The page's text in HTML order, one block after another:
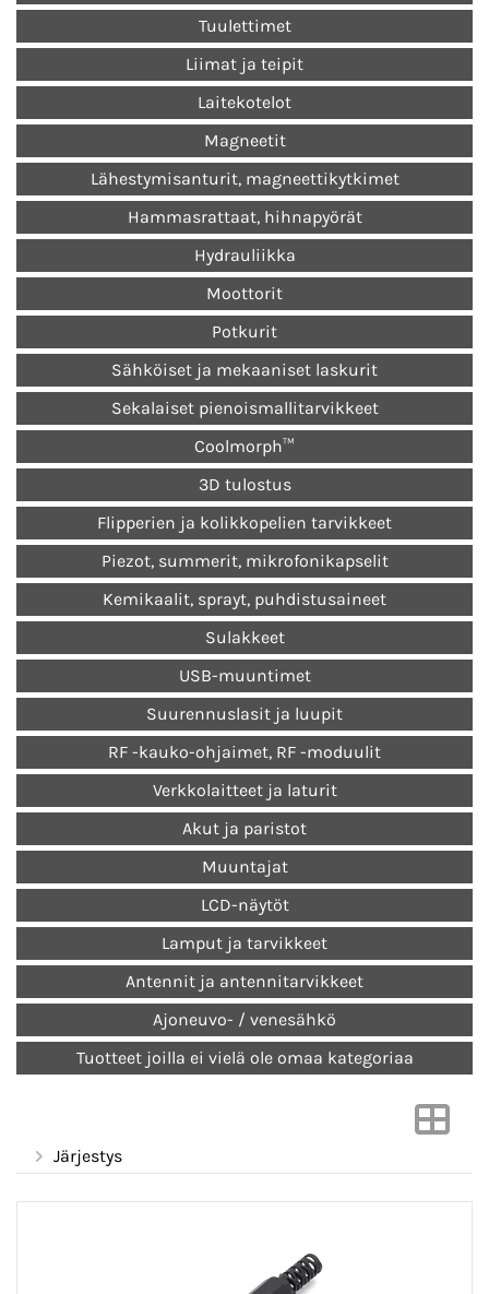
Tuulettimet
Liimat ja teipit
Laitekotelot
Magneetit
Lähestymisanturit, magneettikytkimet
Hammasrattaat, hihnapyörät
Hydrauliikka
Moottorit
Potkurit
Sähköiset ja mekaaniset laskurit
Sekalaiset pienoismallitarvikkeet
Coolmorph™
3D tulostus
Flipperien ja kolikkopelien tarvikkeet
Piezot, summerit, mikrofonikapselit
Kemikaalit, sprayt, puhdistusaineet
Sulakkeet
USB-muuntimet
Suurennuslasit ja luupit
RF -kauko-ohjaimet, RF -moduulit
Verkkolaitteet ja laturit
Akut ja paristot
Muuntajat
LCD-näytöt
Lamput ja tarvikkeet
Antennit ja antennitarvikkeet
Ajoneuvo- / venesähkö
Tuotteet joilla ei vielä ole omaa kategoriaa
Järjestys